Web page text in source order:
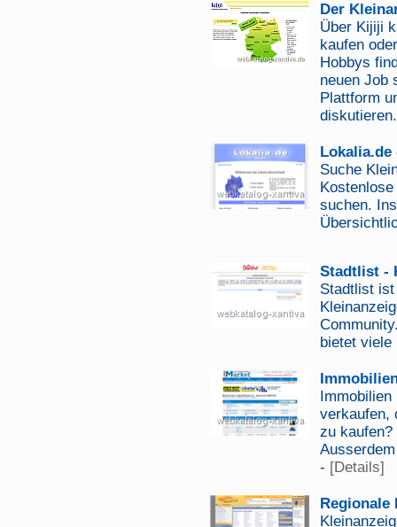
Der
Über Kijiji
kaufen
Hobbys
neuen Job
Plattform
Suche
suchen.
Stadtlist -
Stadtlist
bietet
Immobilien
verkaufen,
zu kaufen?
- [Details]
Regionale